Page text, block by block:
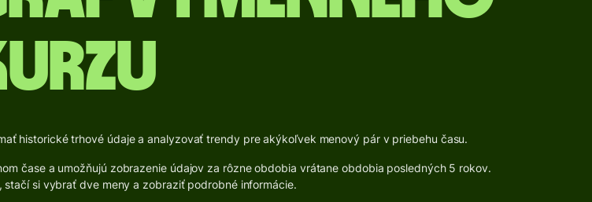
historické trhové údaje a analyzovať trendy pre akýkoľvek menový pár v priebehu času.
čase a umožňujú zobrazenie údajov za rôzne obdobia vrátane obdobia posledných 5 rokov.
si vybrať dve meny a zobraziť podrobné informácie.